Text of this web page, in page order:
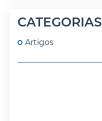
CATEGORIAS
Artigos